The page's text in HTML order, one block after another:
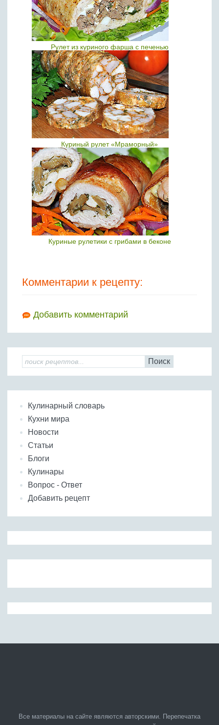
Рулет из куриного фарша с печенью
Куриный рулет «Мраморный»
Куриные рулетики с грибами в беконе
Комментарии к рецепту:
Добавить комментарий
Поиск
Кулинарный словарь
Кухни мира
Новости
Статьи
Блоги
Кулинары
Вопрос - Ответ
Добавить рецепт
Все материалы на сайте являются авторскими. Перепечатка